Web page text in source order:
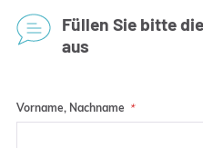
Füllen Sie bitte
aus
Vorname, Nachname